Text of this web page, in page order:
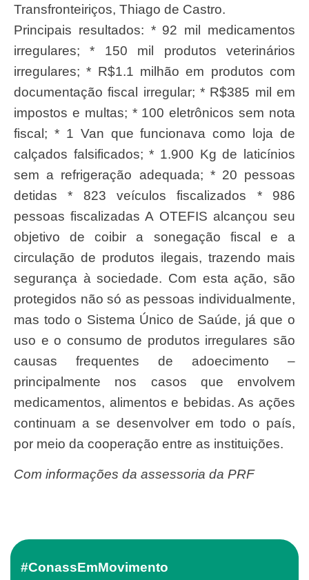
Transfronteiriços, Thiago de Castro.
Principais resultados: * 92 mil medicamentos
irregulares; * 150 mil produtos veterinários
irregulares; * R$1.1 milhão em produtos com
documentação fiscal irregular; * R$385 mil em
impostos e multas; * 100 eletrônicos sem nota
fiscal; * 1 Van que funcionava como loja de
calçados falsificados; * 1.900 Kg de laticínios
sem a refrigeração adequada; * 20 pessoas
detidas * 823 veículos fiscalizados * 986
pessoas fiscalizadas A OTEFIS alcançou seu
objetivo de coibir a sonegação fiscal e a
circulação de produtos ilegais, trazendo mais
segurança à sociedade. Com esta ação, são
protegidos não só as pessoas individualmente,
mas todo o Sistema Único de Saúde, já que o
uso e o consumo de produtos irregulares são
causas frequentes de adoecimento –
principalmente nos casos que envolvem
medicamentos, alimentos e bebidas. As ações
continuam a se desenvolver em todo o país,
por meio da cooperação entre as instituições.
Com informações da assessoria da PRF
#ConassEmMovimento